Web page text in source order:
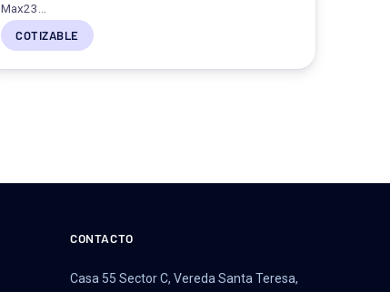
Max23…
COTIZABLE
CONTACTO
Casa 55 Sector C, Vereda Santa Teresa,